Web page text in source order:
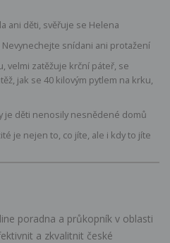
ani děti, svěřuje se Helena
snídani ani protažení
velmi zatěžuje krční páteř, se
jak se 40 kilovým pytlem na krku,
je děti nenosily nesnědené domů
je nejen to, co jíte, ale i kdy to jíte
poradna a průkopník v oblasti
a zkvalitnit české